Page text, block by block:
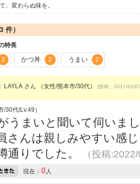
、変わらぬ味を。
3 件）
特長
2 かつ丼 2 うまい 2
LAYLA さん （女性/熊本市/30代） (投稿：2017/01/
30代/Lv.49）
うまいと聞いて伺いま
さんは親しみやすい感
通りでした。
（投稿
現在： 0 人